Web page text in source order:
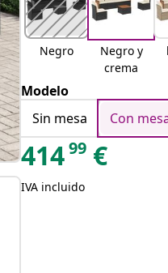
Negro
Negro y
crema
Modelo
Sin mesa
Con
41499 €
IVA incluido